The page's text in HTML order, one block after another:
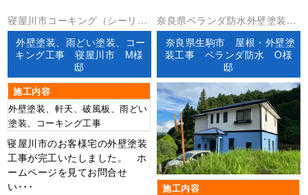
寝屋川市コーキング（シーリン
グ）外壁塗装
外壁塗装、雨どい塗装、コー
キング工事 寝屋川市 M様
邸
施工内容
外壁塗装、軒天、破風板、雨どい
塗装、コーキング工事
寝屋川市のお客様宅の外壁塗装
工事が完工いたしました。 ホ
ームページを見てお問合せ
い･･･
奈良県ベランダ防水外壁塗装屋
根塗装防水工事
奈良県生駒市 屋根・外壁塗
装工事 ベランダ防水 O様
邸
施工内容